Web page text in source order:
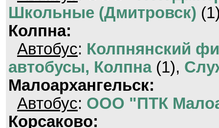
Школьные (Дмитровск)
Колпна:
Автобус: Колпнянский
автобусы, Колпна(1),
Малоархангельск:
Автобус: ООО "ПТК
Корсаково: